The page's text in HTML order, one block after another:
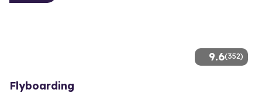
9.6(352)
Flyboarding